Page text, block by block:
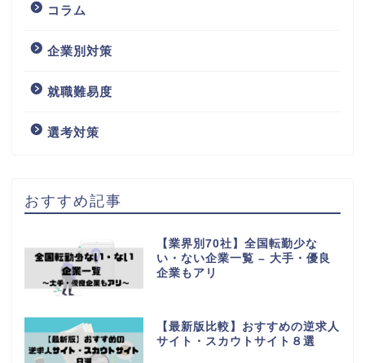
コラム
企業別対策
就職難易度
選考対策
おすすめ記事
【業界別70社】全国転勤少な
い・ない企業一覧 – 大手・優良
企業もアリ
【最新版比較】おすすめの逆求人
サイト・スカウトサイト８選